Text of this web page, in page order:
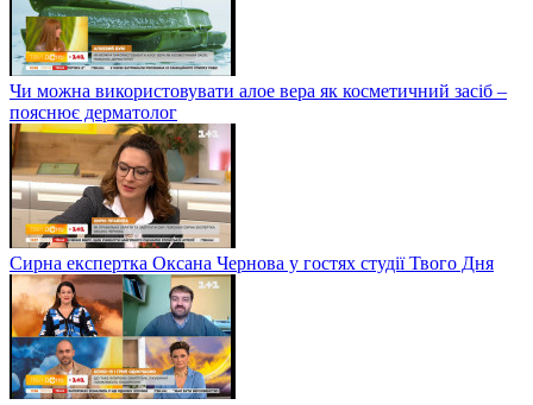
Чи можна використовувати алое вера як косметичний засіб –
пояснює дерматолог
Сирна експертка Оксана Чернова у гостях студії Твого Дня